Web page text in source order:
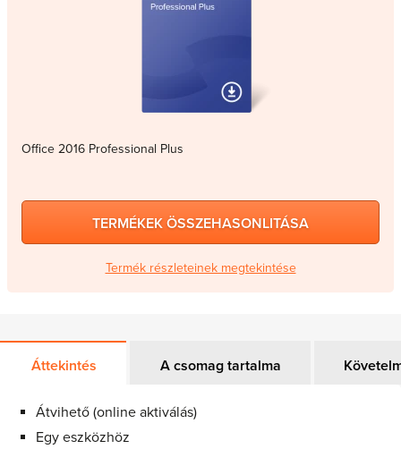
Office 2016 Professional Plus
TERMÉKEK ÖSSZEHASONLITÁSA
Termék részleteinek megtekintése
Áttekintés A csomag tartalma
Átvihető (online aktiválás)
Egy eszközhöz